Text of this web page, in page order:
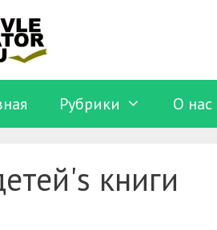
Рубрики O нас
книги